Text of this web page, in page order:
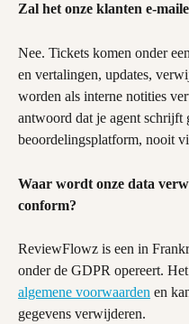
Zal het onze klanten e-
Nee. Tickets komen onder
en vertalingen, updates,
worden als interne notities
antwoord dat je agent schrijft
beoordelingsplatform, nooit
Waar wordt onze data
conform?
ReviewFlowz is een in
onder de GDPR opereert.
algemene voorwaarden en
gegevens verwijderen.